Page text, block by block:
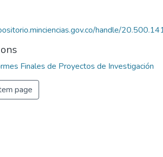
handle/
Finales de Proyectos de Investigación
page